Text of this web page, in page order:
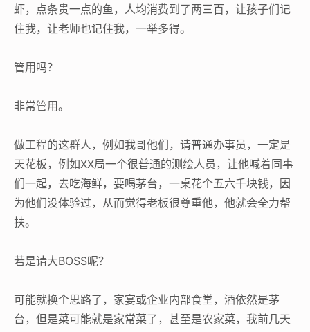
虾，点条贵一点的鱼，人均消费到了两三百，让孩子们记
住我，让老师也记住我，一举多得。
管用吗？
非常管用。
做工程的这群人，例如我哥他们，请普通办事员，一定是
天花板，例如XX局一个很普通的测绘人员，让他喊着同事
们一起，去吃海鲜，要喝茅台，一桌花个五六千块钱，因
为他们没体验过，从而觉得老板很尊重他，他就会全力帮
扶。
若是请大BOSS呢？
可能就换个思路了，家宴或企业内部食堂，酒依然是茅
台，但是菜可能就是家常菜了，甚至是农家菜，我前几天